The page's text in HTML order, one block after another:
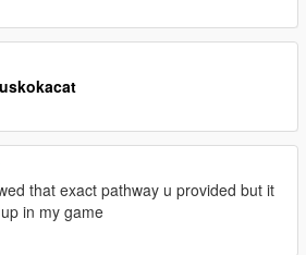
that exact pathway u provided but it
in my game